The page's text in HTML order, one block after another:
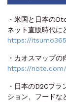
・米国と日本の
ネット直販時代に
https://
・カオスマップ
https://
・日本のD2Cブ
ション、フードな